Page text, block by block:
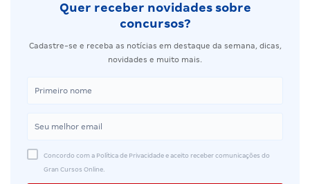
Quer receber novidades sobre
concursos?
Cadastre-se e receba as notícias em destaque da semana, dicas,
novidades e muito mais.
Concordo com a Política de Privacidade e aceito receber comunicações do
Gran Cursos Online.